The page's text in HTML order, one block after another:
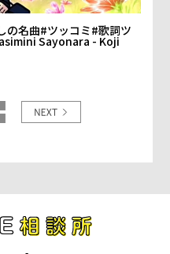
の名曲#ツッコミ#歌詞ツ
Sayonara - Koji